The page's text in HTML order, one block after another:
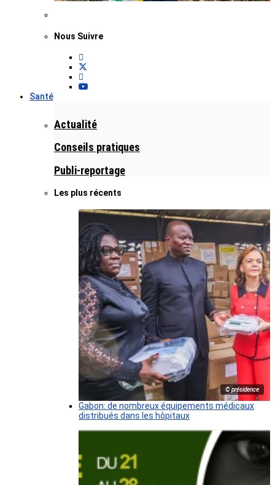
Nous Suivre
Santé
Actualité
Conseils pratiques
Publi-reportage
Les plus récents
© présidence
Gabon: de nombreux équipements médicaux
distribués dans les hôpitaux